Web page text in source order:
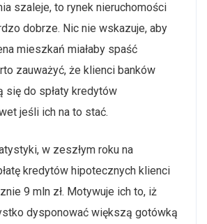
szaleje, to rynek nieruchomości
dobrze. Nic nie wskazuje, aby
mieszkań miałaby spaść
zauważyć, że klienci banków
się do spłaty kredytów
jeśli ich na to stać.
w zeszłym roku na
kredytów hipotecznych klienci
9 mln zł. Motywuje ich to, iż
dysponować większą gotówką